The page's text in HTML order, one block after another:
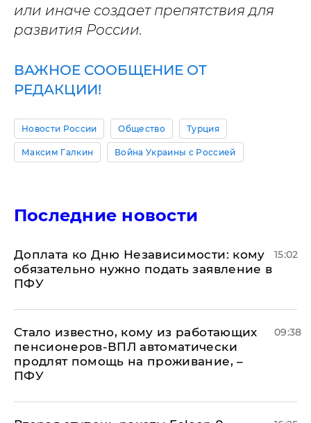
или иначе создает препятствия для
развития России.
ВАЖНОЕ СООБЩЕНИЕ ОТ
РЕДАКЦИИ!
Новости России Общество Турция
Максим Галкин Война Украины с Россией
Последние новости
Доплата ко Дню Независимости: кому
обязательно нужно подать заявление в
ПФУ
15:02
Стало известно, кому из работающих
пенсионеров-ВПЛ автоматически
продлят помощь на проживание, –
ПФУ
09:38